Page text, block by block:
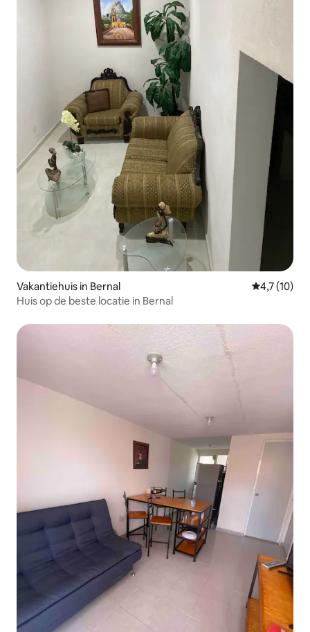
Vakantiehuis in Bernal
4,7 (10)
Huis op de beste locatie in Bernal